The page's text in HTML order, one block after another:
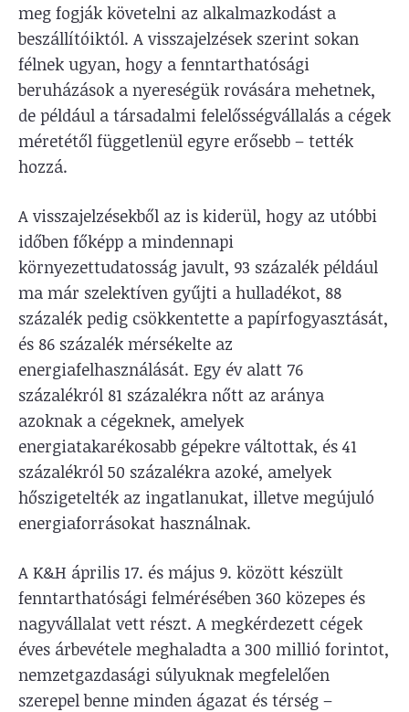
meg fogják követelni az alkalmazkodást a
beszállítóiktól. A visszajelzések szerint sokan
félnek ugyan, hogy a fenntarthatósági
beruházások a nyereségük rovására mehetnek,
de például a társadalmi felelősségvállalás a cégek
méretétől függetlenül egyre erősebb – tették
hozzá.
A visszajelzésekből az is kiderül, hogy az utóbbi
időben főképp a mindennapi
környezettudatosság javult, 93 százalék például
ma már szelektíven gyűjti a hulladékot, 88
százalék pedig csökkentette a papírfogyasztását,
és 86 százalék mérsékelte az
energiafelhasználását. Egy év alatt 76
százalékról 81 százalékra nőtt az aránya
azoknak a cégeknek, amelyek
energiatakarékosabb gépekre váltottak, és 41
százalékról 50 százalékra azoké, amelyek
hőszigetelték az ingatlanukat, illetve megújuló
energiaforrásokat használnak.
A K&H április 17. és május 9. között készült
fenntarthatósági felmérésében 360 közepes és
nagyvállalat vett részt. A megkérdezett cégek
éves árbevétele meghaladta a 300 millió forintot,
nemzetgazdasági súlyuknak megfelelően
szerepel benne minden ágazat és térség –